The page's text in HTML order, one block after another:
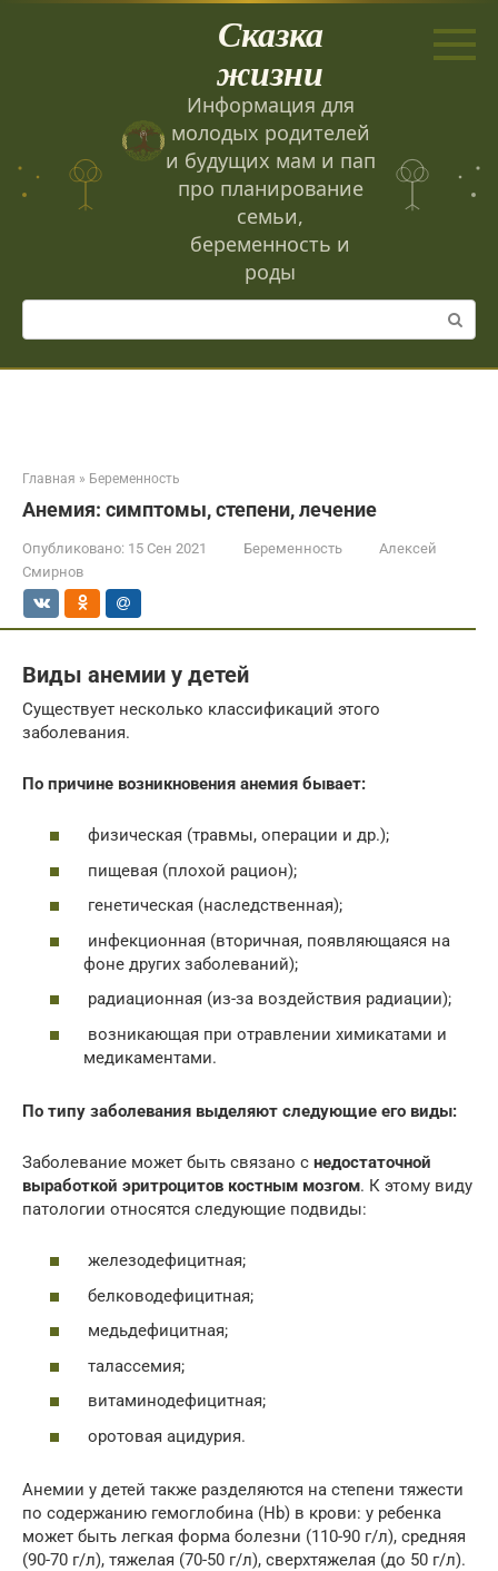
Сказка
жизни
Информация для
молодых родителей
и будущих мам и пап
про планирование
семьи,
беременность и
роды
Поиск:
Главная » Беременность
Анемия: симптомы, степени, лечение
Опубликовано: 15 Сен 2021 Беременность
Алексей
Смирнов
Виды анемии у детей
Существует несколько классификаций этого
заболевания.
По причине возникновения анемия бывает:
физическая (травмы, операции и др.);
пищевая (плохой рацион);
генетическая (наследственная);
инфекционная (вторичная, появляющаяся на
фоне других заболеваний);
радиационная (из-за воздействия радиации);
возникающая при отравлении химикатами и
медикаментами.
По типу заболевания выделяют следующие его виды:
Заболевание может быть связано с недостаточной
выработкой эритроцитов костным мозгом. К этому виду
патологии относятся следующие подвиды:
железодефицитная;
белководефицитная;
медьдефицитная;
талассемия;
витаминодефицитная;
оротовая ацидурия.
Анемии у детей также разделяются на степени тяжести
по содержанию гемоглобина (Hb) в крови: у ребенка
может быть легкая форма болезни (110-90 г/л), средняя
(90-70 г/л), тяжелая (70-50 г/л), сверхтяжелая (до 50 г/л).